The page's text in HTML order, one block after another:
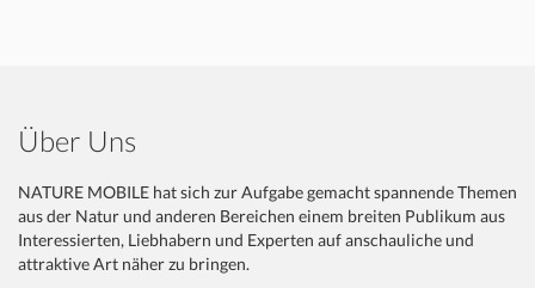
Über Uns
NATURE MOBILE hat sich zur Aufgabe gemacht spannende Themen
aus der Natur und anderen Bereichen einem breiten Publikum aus
Interessierten, Liebhabern und Experten auf anschauliche und
attraktive Art näher zu bringen.